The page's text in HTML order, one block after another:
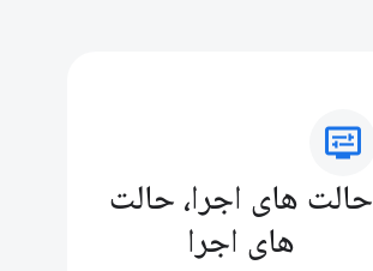
display_settings
حالت های اجرا، حالت
های اجرا